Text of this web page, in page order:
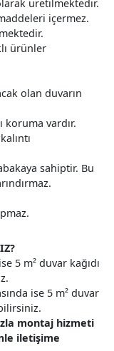
üretilmektedir.
içermez.
ürünler
olan duvarın
koruma vardır.
sahiptir. Bu
5 m² duvar kağıdı
ise 5 m² duvar
montaj hizmeti
iletişime